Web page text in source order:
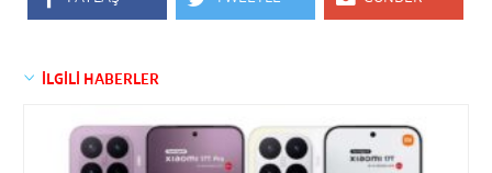
İLGİLİ HABERLER